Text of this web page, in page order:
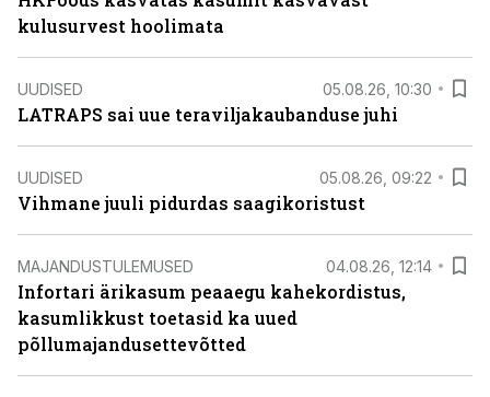
kulusurvest hoolimata
UUDISED 05.08.26, 10:30
LATRAPS sai uue teraviljakaubanduse juhi
UUDISED 05.08.26, 09:22
Vihmane juuli pidurdas saagikoristust
MAJANDUSTULEMUSED 04.08.26, 12:14
Infortari ärikasum peaaegu kahekordistus,
kasumlikkust toetasid ka uued
põllumajandusettevõtted